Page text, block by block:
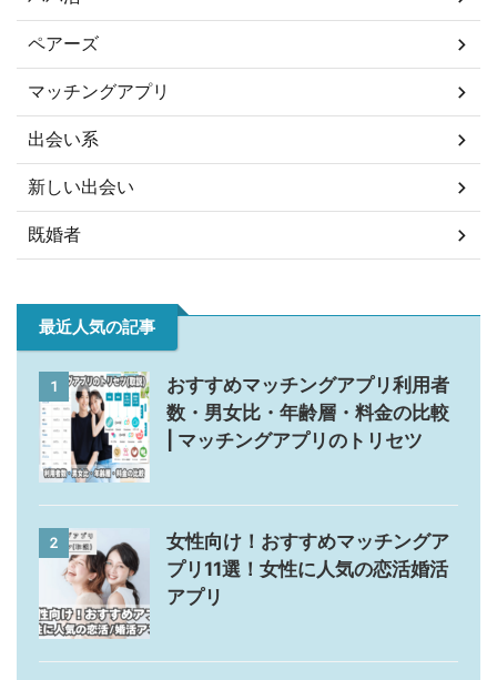
ペアーズ
マッチングアプリ
出会い系
新しい出会い
既婚者
最近人気の記事
1
おすすめマッチングアプリ利用者
数・男女比・年齢層・料金の比較
| マッチングアプリのトリセツ
2
女性向け！おすすめマッチングア
プリ11選！女性に人気の恋活婚活
アプリ